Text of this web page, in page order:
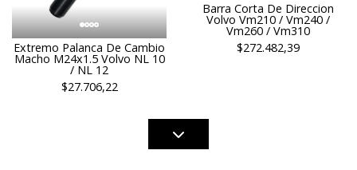
Extremo Palanca De Cambio
Macho M24x1.5 Volvo NL 10
/ NL 12
$27.706,22
Barra Corta De Direccion
Volvo Vm210 / Vm240 /
Vm260 / Vm310
$272.482,39